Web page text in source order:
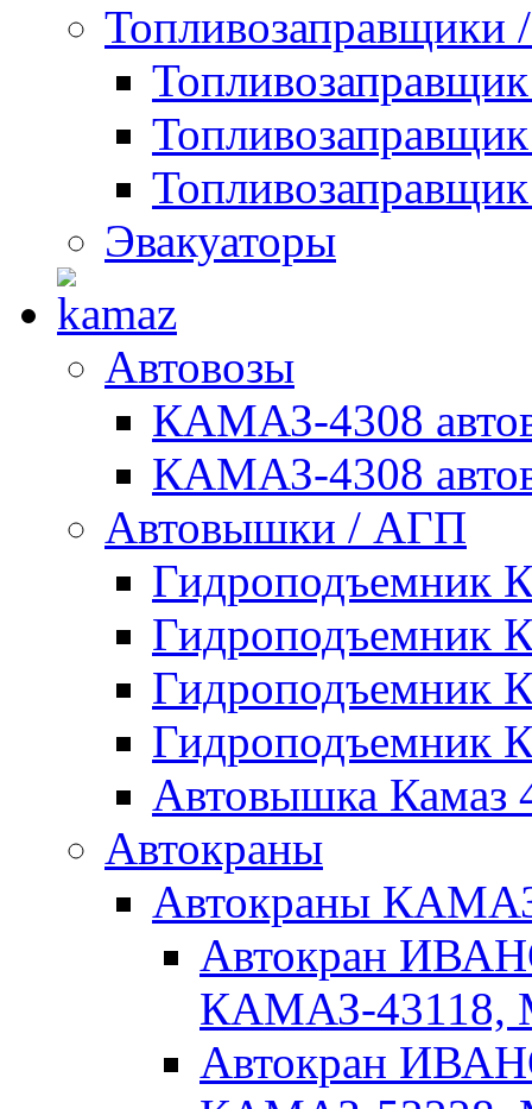
Топливозаправщики
Эвакуаторы
Автовозы
КАМАЗ-4308
КАМАЗ-4308
Автовышки / АГП
Гидроподъемник
Гидроподъемник
Гидроподъемник
Гидроподъемник
Автовышка Камаз
Автокраны
Автокраны
Автокран
КАМАЗ-43118,
Автокран